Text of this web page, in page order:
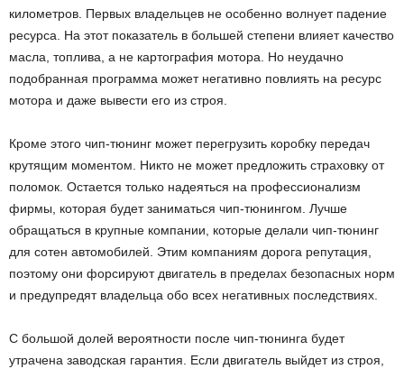
километров. Первых владельцев не особенно волнует падение
ресурса. На этот показатель в большей степени влияет качество
масла, топлива, а не картография мотора. Но неудачно
подобранная программа может негативно повлиять на ресурс
мотора и даже вывести его из строя.
Кроме этого чип-тюнинг может перегрузить коробку передач
крутящим моментом. Никто не может предложить страховку от
поломок. Остается только надеяться на профессионализм
фирмы, которая будет заниматься чип-тюнингом. Лучше
обращаться в крупные компании, которые делали чип-тюнинг
для сотен автомобилей. Этим компаниям дорога репутация,
поэтому они форсируют двигатель в пределах безопасных норм
и предупредят владельца обо всех негативных последствиях.
С большой долей вероятности после чип-тюнинга будет
утрачена заводская гарантия. Если двигатель выйдет из строя,